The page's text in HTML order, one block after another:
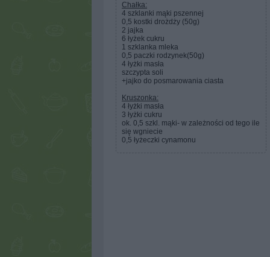
Chałka:
4 szklanki mąki pszennej
0,5 kostki drożdży (50g)
2 jajka
6 łyżek cukru
1 szklanka mleka
0,5 paczki rodzynek(50g)
4 łyżki masła
szczypta soli
+jajko do posmarowania ciasta
Kruszonka:
4 łyżki masła
3 łyżki cukru
ok. 0,5 szkl. mąki- w zależności od tego ile
się wgniecie
0,5 łyżeczki cynamonu